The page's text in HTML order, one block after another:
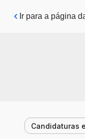
Pular para o
Ir para a página
Candidaturas